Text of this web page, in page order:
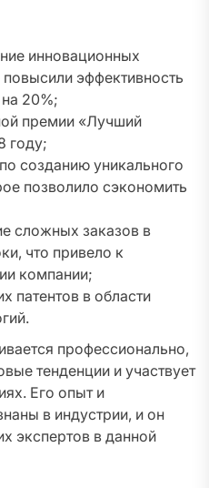
инновационных
эффективность
20%;
премии «Лучший
году;
созданию уникального
позволило сэкономить
сложных заказов в
что привело к
компании;
патентов в области
профессионально,
тенденции и участвует
Его опыт и
в индустрии, и он
экспертов в данной